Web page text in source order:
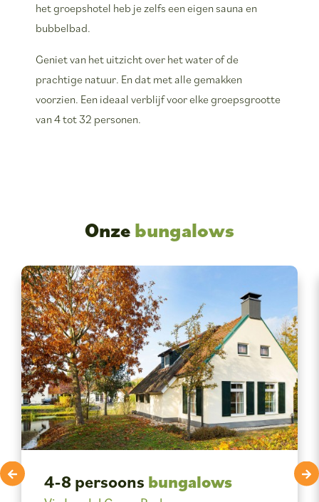
het groepshotel heb je zelfs een eigen sauna en
bubbelbad.
Geniet van het uitzicht over het water of de
prachtige natuur. En dat met alle gemakken
voorzien. Een ideaal verblijf voor elke groepsgrootte
van 4 tot 32 personen.
Onzebungalows
4-8 persoons bungalows